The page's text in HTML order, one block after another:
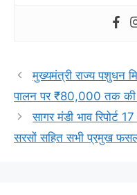
मुख्यमंत्री राज्य पशुधन
पालन पर ₹80,000 तक की
सागर मंडी भाव रिपोर्ट
सरसों सहित सभी प्रमुख